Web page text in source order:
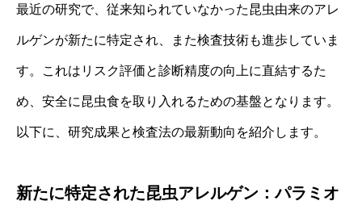
最近の研究で、従来知られていなかった昆虫由来のアレ
ルゲンが新たに特定され、また検査技術も進歩していま
す。これはリスク評価と診断精度の向上に直結するた
め、安全に昆虫食を取り入れるための基盤となります。
以下に、研究成果と検査法の最新動向を紹介します。
新たに特定された昆虫アレルゲン：パラミオ